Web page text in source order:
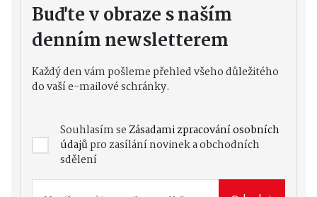
Buďte v obraze s naším
denním newsletterem
Každý den vám pošleme přehled všeho důležitého
do vaší e-mailové schránky.
Souhlasím seZásadami zpracování osobních
údajůpro zasílání novinek a obchodních
sdělení